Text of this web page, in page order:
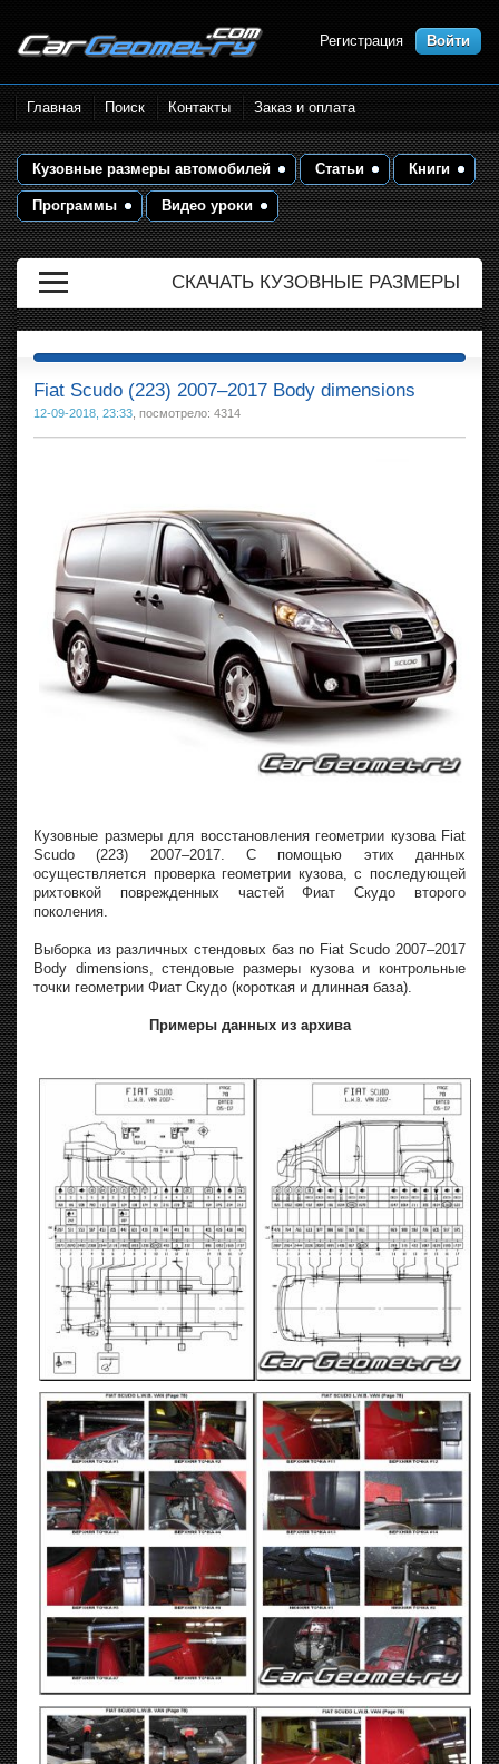
Размеры кузова автомобилей.
Контрольные точки и кузовные
размеры. Геометрия кузова
Регистрация Войти
Главная Поиск Контакты Заказ и оплата
Кузовные размеры автомобилей Статьи Книги
Программы Видео уроки
СКАЧАТЬ КУЗОВНЫЕ РАЗМЕРЫ
Fiat Scudo (223) 2007–2017 Body dimensions
12-09-2018, 23:33 , посмотрело: 4314
Кузовные размеры для восстановления геометрии кузова Fiat
Scudo (223) 2007–2017. С помощью этих данных
осуществляется проверка геометрии кузова, с последующей
рихтовкой поврежденных частей Фиат Скудо второго
поколения.
Выборка из различных стендовых баз по Fiat Scudo 2007–2017
Body dimensions, стендовые размеры кузова и контрольные
точки геометрии Фиат Скудо (короткая и длинная база).
Примеры данных из архива